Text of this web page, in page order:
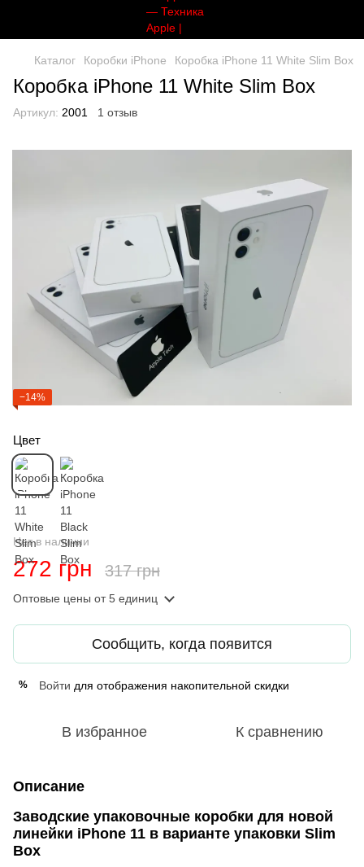
Каталог Коробки iPhone Коробка iPhone 11 White Slim Box
Коробка iPhone 11 White Slim Box
Артикул: 2001 1 отзыв
−14%
Цвет
Нет в наличии
272 грн 317 грн
Оптовые цены от 5 единиц
Сообщить, когда появится
% Войти для отображения накопительной скидки
В избранное К сравнению
Описание
Заводские упаковочные коробки для новой
линейки iPhone 11 в варианте упаковки Slim
Box